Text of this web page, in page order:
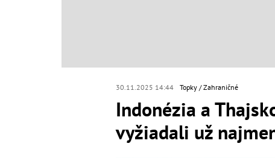
30.11.2025 14:44 Topky Zahraničné
Indonézia a
vyžiadali už